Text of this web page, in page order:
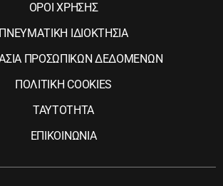
ΟΡΟΙ ΧΡΗΣΗΣ
ΠΝΕΥΜΑΤΙΚΗ ΙΔΙΟΚΤΗΣΙΑ
ΠΡΟΣΩΠΙΚΩΝ ΔΕΔΟΜΕΝΩΝ
ΠΟΛΙΤΙΚΗ COOKIES
ΤΑΥΤΟΤΗΤΑ
ΕΠΙΚΟΙΝΩΝΙΑ